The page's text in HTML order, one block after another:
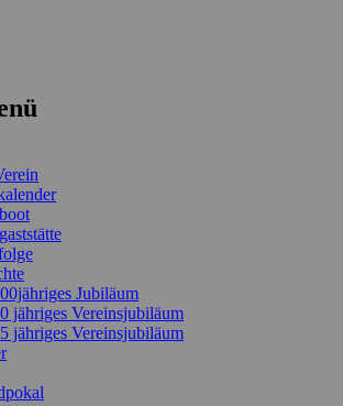
Verein 1921 e.V.
ganzen Familie
Jubiläum
jähriges Vereinsjubiläum
jähriges Vereinsjubiläum